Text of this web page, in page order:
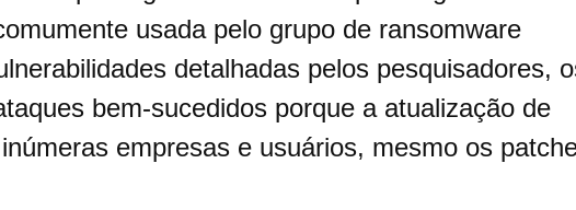
usada pelo grupo de ransomware
detalhadas pelos pesquisadores,
bem-sucedidos porque a atualização de
empresas e usuários, mesmo os